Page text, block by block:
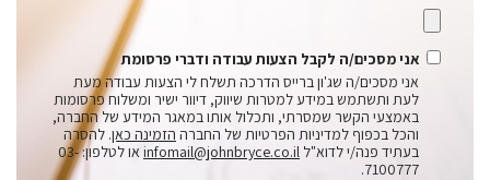
אני מסכים/ה לקבל הצעות עבודה ודברי פרסומת
אני מסכים/ה שג'ון ברייס הדרכה תשלח לי הצעות עבודה מעת
לעת ותשתמש במידע למטרות שיווק, דיוור ישיר ומשלוח פרסומות
באמצעי הקשר שמסרתי, ותכלול אותו במאגר המידע של החברה,
והכל בכפוף למדיניות הפרטיות של החברה הזמינה כאן. להסרה
בעתיד פנה/י לדוא"ל infomail@johnbryce.co.il
או לטלפון: 03-
7100777.